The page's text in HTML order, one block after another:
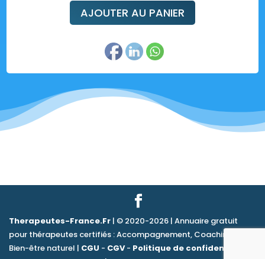
AJOUTER AU PANIER
Therapeutes-France.Fr | © 2020-2026 | Annuaire gratuit
pour thérapeutes certifiés : Accompagnement, Coaching &
Bien-être naturel | CGU - CGV- Politique de confidentialité